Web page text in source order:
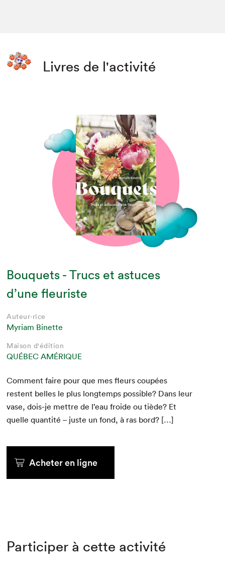
Livres de l'activité
Bouquets - Trucs et astuces
d’une fleuriste
Auteur·rice
Myriam Binette
Maison d'édition
QUÉBEC AMÉRIQUE
Com­ment faire pour que mes fleurs coupées
restent belles le plus longtemps pos­si­ble? Dans leur
vase, dois-je met­tre de l’eau froide ou tiède? Et
quelle quan­tité – juste un fond, à ras bord? […]
Acheter en ligne
Participer à cette activité